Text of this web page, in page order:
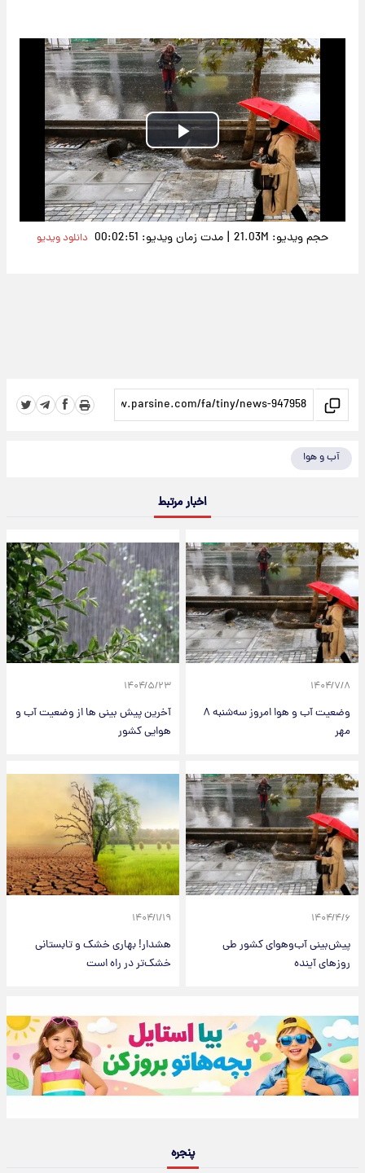
Play
Video
حجم ویدیو: 21.03M | مدت زمان ویدیو: 00:02:51 دانلود ویدیو
آب و هوا
اخبار مرتبط
۱۴۰۴/۷/۸
وضعیت آب و هوا امروز سه‌شنبه ۸
مهر
۱۴۰۴/۵/۲۳
آخرین پیش بینی ها از وضعیت آب و
هوایی کشور
۱۴۰۴/۴/۶
پیش‌بینی آب‌وهوای کشور طی
روزهای آینده
۱۴۰۴/۱/۱۹
هشدار! بهاری خشک و تابستانی
خشک‌تر در راه است
پنجره